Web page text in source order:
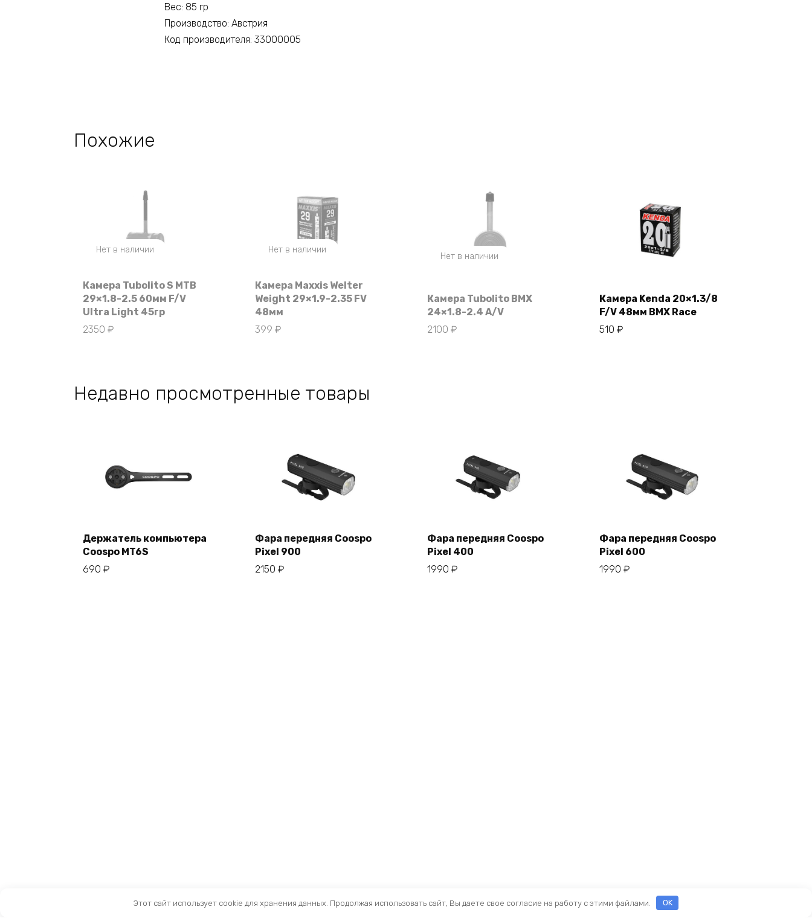
Вес: 85 гр
Производство: Австрия
Код производителя: 33000005
Похожие
Нет в наличии
Камера Tubolito S MTB
29×1.8-2.5 60мм F/V
Ultra Light 45гр
2350 ₽
Нет в наличии
Камера Maxxis Welter
Weight 29×1.9-2.35 FV
48мм
399 ₽
Нет в наличии
Камера Tubolito BMX
24×1.8-2.4 A/V
2100 ₽
В корзину
Камера Kenda 20×1.3/8
F/V 48мм BMX Race
510 ₽
Недавно просмотренные товары
Держатель компьютера
Coospo MT6S
690 ₽
Фара передняя Coospo
Pixel 900
2150 ₽
Фара передняя Coospo
Pixel 400
1990 ₽
Фара передняя Coospo
Pixel 600
1990 ₽
Этот сайт использует cookie для хранения данных. Продолжая использовать сайт, Вы даете свое согласие на работу с этими файлами. OK